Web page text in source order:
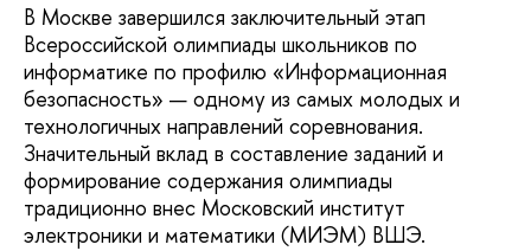
В Москве завершился заключительный этап
Всероссийской олимпиады школьников по
информатике по профилю «Информационная
безопасность» — одному из самых молодых и
технологичных направлений соревнования.
Значительный вклад в составление заданий и
формирование содержания олимпиады
традиционно внес Московский институт
электроники и математики (МИЭМ) ВШЭ.